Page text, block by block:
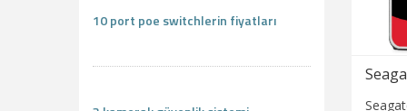
10 port poe switchlerin fiyatları